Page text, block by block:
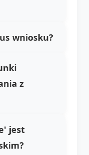
wniosku?
z
jest